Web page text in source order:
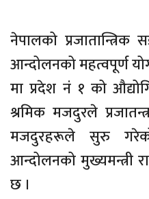
नेपालको
आन्दोलनको महत्वपूर्ण
मा प्रदेश नं १ को
श्रमिक मजदुरले
मजदुरहरूले सुरु गरेको
आन्दोलनको मुख्यमन्त्री
छ ।